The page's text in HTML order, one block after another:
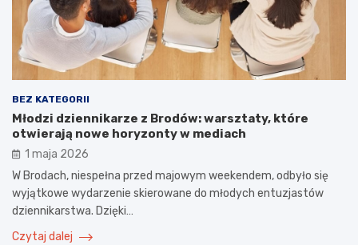
BEZ KATEGORII
Młodzi dziennikarze z Brodów: warsztaty, które
otwierają nowe horyzonty w mediach
1 maja 2026
W Brodach, niespełna przed majowym weekendem, odbyło się
wyjątkowe wydarzenie skierowane do młodych entuzjastów
dziennikarstwa. Dzięki…
Czytaj dalej